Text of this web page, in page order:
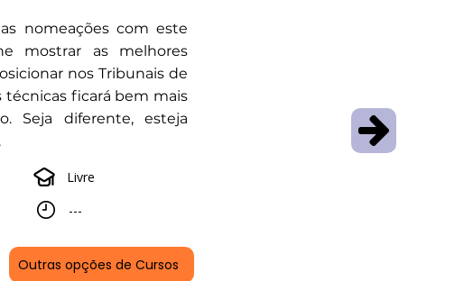
nomeações com este
mostrar as melhores
nos Tribunais de
técnicas ficará bem mais
Seja diferente, esteja
Livre
---
Outras opções de Cursos